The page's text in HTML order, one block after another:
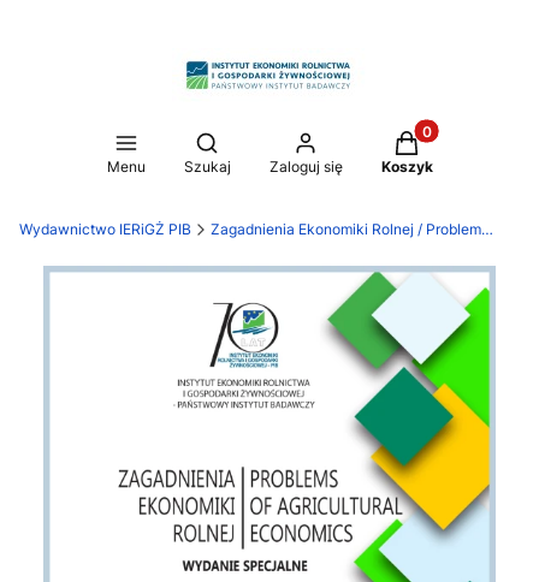
Menu
Otwórz wyszukiwarkę
Szukaj Zaloguj się
Produkty w
Koszyk
Wydawnictwo IERiGŻ PIB Zagadnienia Ekonomiki Rolnej / Problems of Agricultural Economics